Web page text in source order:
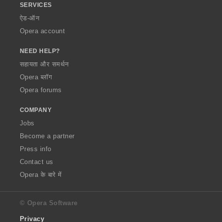
SERVICES
ऐड-ऑन
Opera account
NEED HELP?
सहायता और समर्थन
Opera ब्लॉग
Opera forums
COMPANY
Jobs
Become a partner
Press info
Contact us
Opera के बारे में
© Opera Software
Privacy